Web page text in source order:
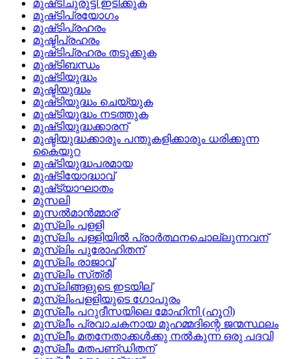
മുഷ്‌ടിചുരുട്ടി ഇടിക്കുക
മുഷ്‌ടിപ്രയോഗം
മുഷ്‌ടിപ്രഹരം
മുഷ്ടിപ്രഹരം
മുഷ്‌ടിപ്രഹരം തടുക്കുക
മുഷ്‌ടിബന്ധം
മുഷ്‌ടിയുദ്ധം
മുഷ്ടിയുദ്ധം
മുഷ്‌ടിയുദ്ധം ചെയ്യുക
മുഷ്‌ടിയുദ്ധം നടത്തുക
മുഷ്‌ടിയുദ്ധക്കാരന്
മുഷ്ടിയുദ്ധക്കാരും പന്തുകളിക്കാരും ധരിക്കുന്ന
കൈയുറ
മുഷ്‌ടിയുദ്ധപരമായ
മുഷ്‌ടിയോദ്ധാവ്
മുഷ്‌ട്യാഘാതം
മുസലി
മുസല്‍മാന്‍മ്മാര്
മുസ്ലിം പളളി
മുസ്ലിം പള്ളിയില്‍ പ്രാര്‍ത്ഥനചൊല്ലുന്നവന്
മുസ്ലിം പുരോഹിതന്
മുസ്ലിം രാജാവ്
മുസ്ലിം സ്‌ത്രീ
മുസ്ലിങ്ങളുടെ ഇടയില്
മുസ്ലിംപളളിയുടെ ഗോപുരം
മുസ്ലീം പറുദീസയിലെ മോഹിനി (ഹൂറി)
മുസ്ലീം പ്രവാചകനായ മുഹമ്മദിന്റെ ജന്മസ്ഥലം
മുസ്ലീം മതനേതാക്കള്‍ക്കു നല്‍കുന്ന ഒരു പദവി
മുസ്ലീം മതപണ്‌ഡിതന്